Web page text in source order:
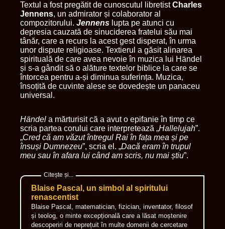
Textul a fost pregătit de cunoscutul libretistCharles
Jennens, un admirator și colaborator al
compozitorului. Jennens lupta pe atunci cu
depresia cauzată de sinuciderea fratelui său mai
tânăr, care a recurs la acest gest disperat, în urma
unor dispute religioase. Textierul a găsit alinarea
spirituală de care avea nevoie în muzica lui Händel
și s-a gândit să o alăture textelor biblice la care se
întorcea pentru a-și diminua suferința. Muzica,
însoțită de cuvinte alese se dovedește un panaceu
universal.
Händel a mărturisit că a avut o epifanie în timp ce
scria partea corului care interpretează „Hallelujah”.
„Cred că am văzut întregul Rai în fața mea și pe
însuși Dumnezeu”, scria el. „Dacă eram în trupul
meu sau în afara lui când am scris, nu mai știu”.
Blaise Pascal, un simbol al spiritului
renascentist
Blaise Pascal, matematician, fizician, inventator, filosof
și teolog, o minte excepțională care a lăsat moștenire
descoperiri de neprețuit în multe domenii de cercetare